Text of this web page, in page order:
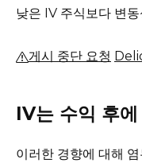
낮은 IV 주식보다 변
게시 중단 요청
IV는 수익 후
이러한 경향에 대해